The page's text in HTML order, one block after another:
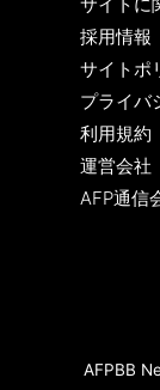
採用情報
サイトポ
プライバ
利用規約
運営会社
AFP通信
AFPBB